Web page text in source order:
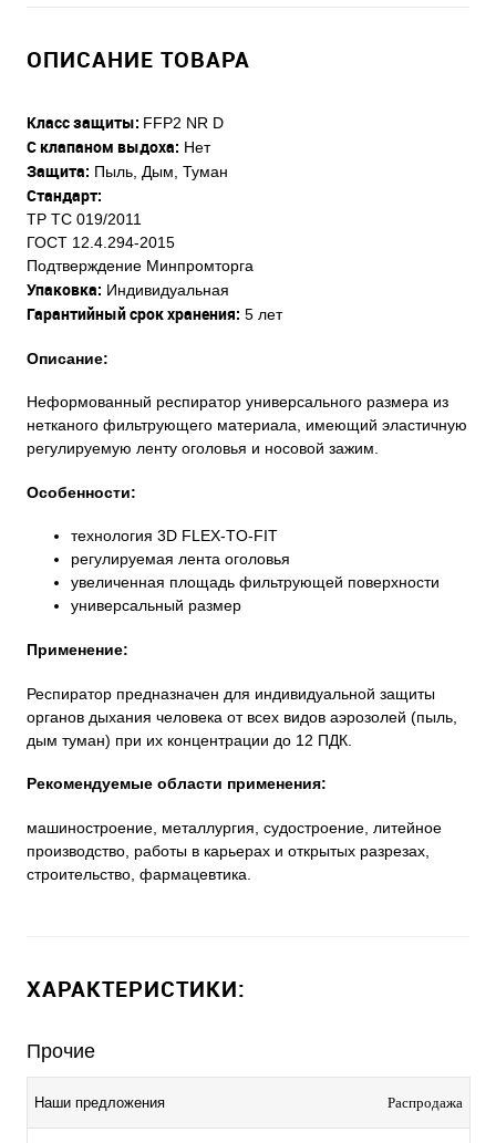
ОПИСАНИЕ ТОВАРА
Класс защиты: FFP2 NR D
С клапаном выдоха: Нет
Защита: Пыль, Дым, Туман
Стандарт:
ТР ТС 019/2011
ГОСТ 12.4.294-2015
Подтверждение Минпромторга
Упаковка: Индивидуальная
Гарантийный срок хранения: 5 лет
Описание:
Неформованный респиратор универсального размера из
нетканого фильтрующего материала, имеющий эластичную
регулируемую ленту оголовья и носовой зажим.
Особенности:
технология 3D FLEX-TO-FIT
регулируемая лента оголовья
увеличенная площадь фильтрующей поверхности
универсальный размер
Применение:
Респиратор предназначен для индивидуальной защиты
органов дыхания человека от всех видов аэрозолей (пыль,
дым туман) при их концентрации до 12 ПДК.
Рекомендуемые области применения:
машиностроение, металлургия, судостроение, литейное
производство, работы в карьерах и открытых разрезах,
строительство, фармацевтика.
ХАРАКТЕРИСТИКИ:
Прочие
Наши предложения Распродажа